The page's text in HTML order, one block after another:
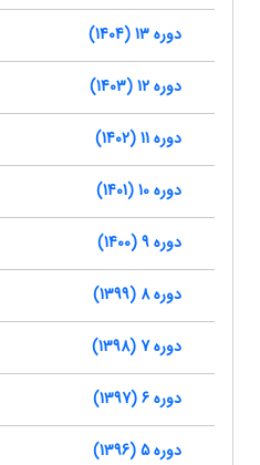
دوره 13 (1404)
دوره 12 (1403)
دوره 11 (1402)
دوره 10 (1401)
دوره 9 (1400)
دوره 8 (1399)
دوره 7 (1398)
دوره 6 (1397)
دوره 5 (1396)